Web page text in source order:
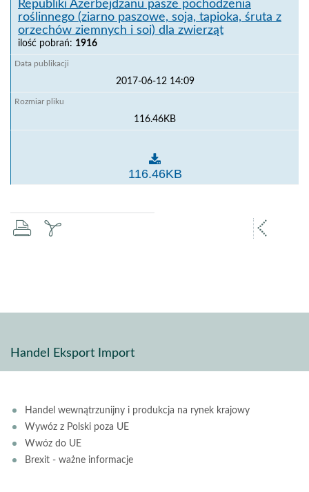
Republiki Azerbejdżanu pasze pochodzenia
roślinnego (ziarno paszowe, soja, tapioka, śruta z
orzechów ziemnych i soi) dla zwierząt
ilość pobrań: 1916
2017-06-12 14:09
116.46KB
Świadectwo weterynaryjne na eksportowane do
116.46KB
drukujzapisz
Handel Eksport Import
Handel wewnątrzunijny i produkcja na rynek krajowy
Wywóz z Polski poza UE
Wwóz do UE
Brexit - ważne informacje